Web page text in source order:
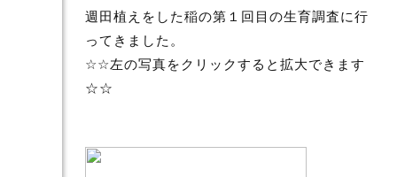
週田植えをした稲の第１回目の生育調査に行
ってきました。
☆☆左の写真をクリックすると拡大できます
☆☆